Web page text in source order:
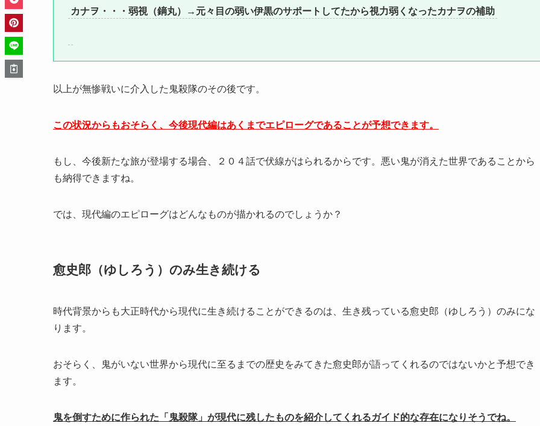
カナヲ・・・弱視（鏑丸）→元々目の弱い伊黒のサポートしてたから視力弱くなったカナヲの補助
以上が無惨戦いに介入した鬼殺隊のその後です。
この状況からもおそらく、今後現代編はあくまでエピローグであることが予想できます。
もし、今後新たな旅が登場する場合、２０４話で伏線がはられるからです。悪い鬼が消えた世界であることから
も納得できますね。
では、現代編のエピローグはどんなものが描かれるのでしょうか？
愈史郎（ゆしろう）のみ生き続ける
時代背景からも大正時代から現代に生き続けることができるのは、生き残っている愈史郎（ゆしろう）のみにな
ります。
おそらく、鬼がいない世界から現代に至るまでの歴史をみてきた愈史郎が語ってくれるのではないかと予想でき
ます。
鬼を倒すために作られた「鬼殺隊」が現代に残したものを紹介してくれるガイド的な存在になりそうでね。